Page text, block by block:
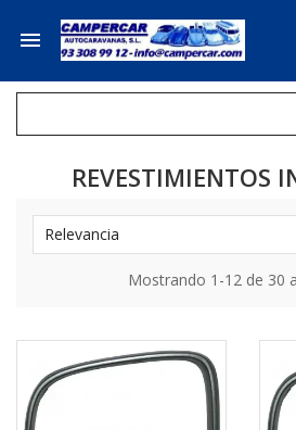

REVESTIMIENTOS
Relevancia
Mostrando 1-12 de 30